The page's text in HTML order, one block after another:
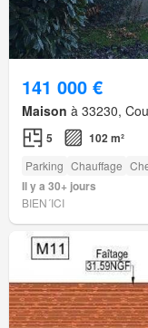
141 000 €
Maison à 33230,
5 102 m²
Parking Chauffage
Il y a 30+ jours
BIEN´ICI